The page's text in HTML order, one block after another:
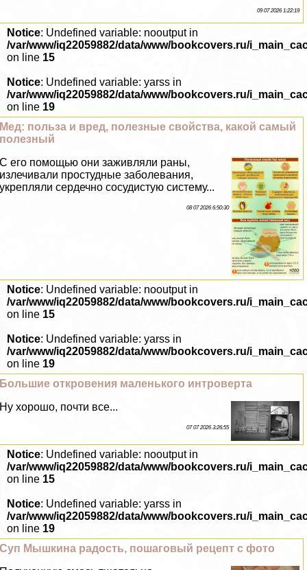
09 07 2026 1:22:19
Notice: Undefined variable: nooutput in
/var/www/iq22059882/data/www/bookcovers.ru/
on line 15
Notice: Undefined variable: yarss in
/var/www/iq22059882/data/www/bookcovers.ru/
on line 19
Мед: польза и вред, полезные свойства, какой самый
полезный
С его помощью они заживляли раны,
излечивали простудные заболевания,
укрепляли сердечно сосудистую систему...
08 07 2026 6:50:30
Notice: Undefined variable: nooutput in
/var/www/iq22059882/data/www/bookcovers.ru/
on line 15
Notice: Undefined variable: yarss in
/var/www/iq22059882/data/www/bookcovers.ru/
on line 19
Большие откровения маленького интроверта
Ну хорошо, почти все...
07 07 2026 3:26:55
Notice: Undefined variable: nooutput in
/var/www/iq22059882/data/www/bookcovers.ru/
on line 15
Notice: Undefined variable: yarss in
/var/www/iq22059882/data/www/bookcovers.ru/
on line 19
Суп Мышкина радость, пошаговый рецепт с фото